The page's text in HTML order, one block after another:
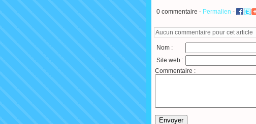
0 commentaire - Permalien -
Aucun commentaire pour cet article
Nom :
Site web :
Commentaire :